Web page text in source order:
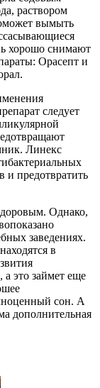
раствором
вымыть
хорошо снимают
Орасепт и
следует
Линекс
и предотвратить
Однако,
заведениях.
в
это займет еще
сон. А
дополнительная